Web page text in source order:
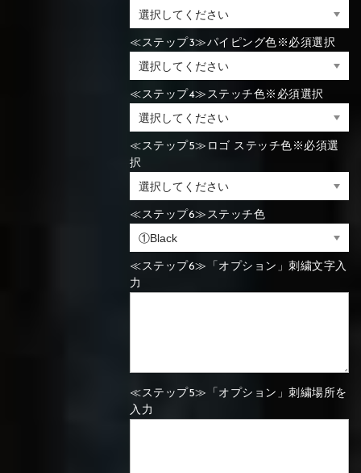
⑭Caramel
⑪Black
⑭Caramel ⑮Wine red
⑪Black ⑫Ivory
⑭Caramel
⑭Pink
⑧Yellow
⑪Blue ⑫Aqua blue
⑭Pink ⑮Rose pink
≪ステップ3≫パイピング色※必須選択
≪ステップ4≫ステッチ色※必須選択
≪ステップ5≫ロゴ ステッチ色※必須選
択
≪ステップ6≫ステッチ色
≪ステップ6≫「オプション」刺繍文字入
力
≪ステップ5≫「オプション」刺繍場所を
入力